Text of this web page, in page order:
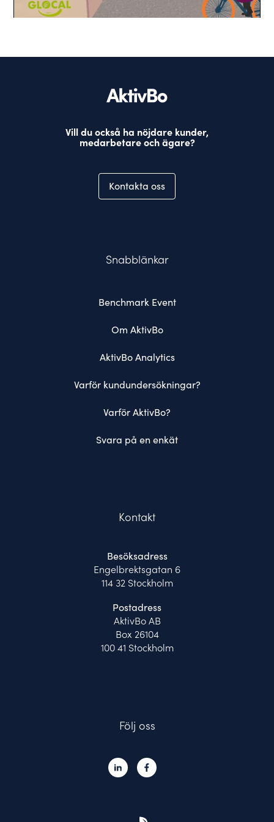
Vill du också ha nöjdare kunder,
medarbetare och ägare?
Kontakta oss
Snabblänkar
Benchmark Event
Om AktivBo
AktivBo Analytics
Varför kundundersökningar?
Varför AktivBo?
Svara på en enkät
Kontakt
Besöksadress
Engelbrektsgatan 6
114 32 Stockholm
Postadress
AktivBo AB
Box 26104
100 41 Stockholm
Följ oss